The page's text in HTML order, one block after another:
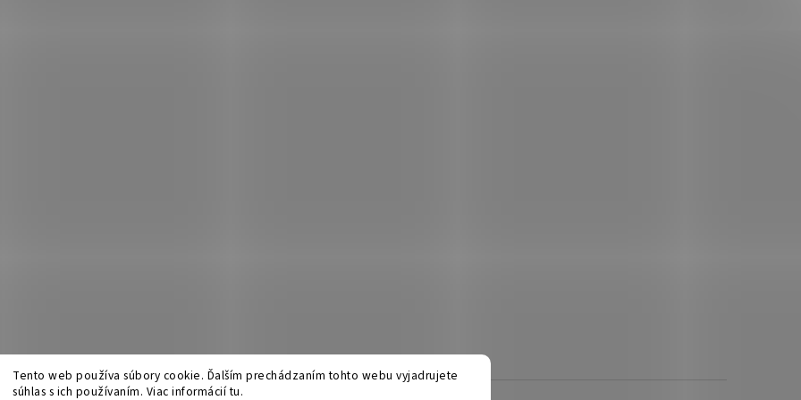
Tento web používa súbory cookie. Ďalším prechádzaním tohto webu vyjadrujete
súhlas s ich používaním. Viac informácií tu.